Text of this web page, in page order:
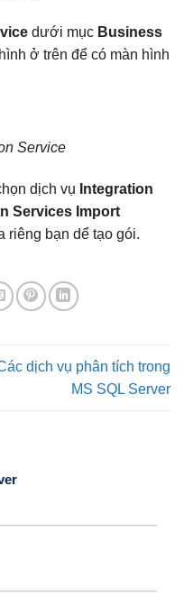
dưới mục Business
ở trên để có màn hình
Service
dịch vụ Integration
Services Import
riêng bạn dể tạo gói.
dịch vụ phân tích trong
MS SQL Server